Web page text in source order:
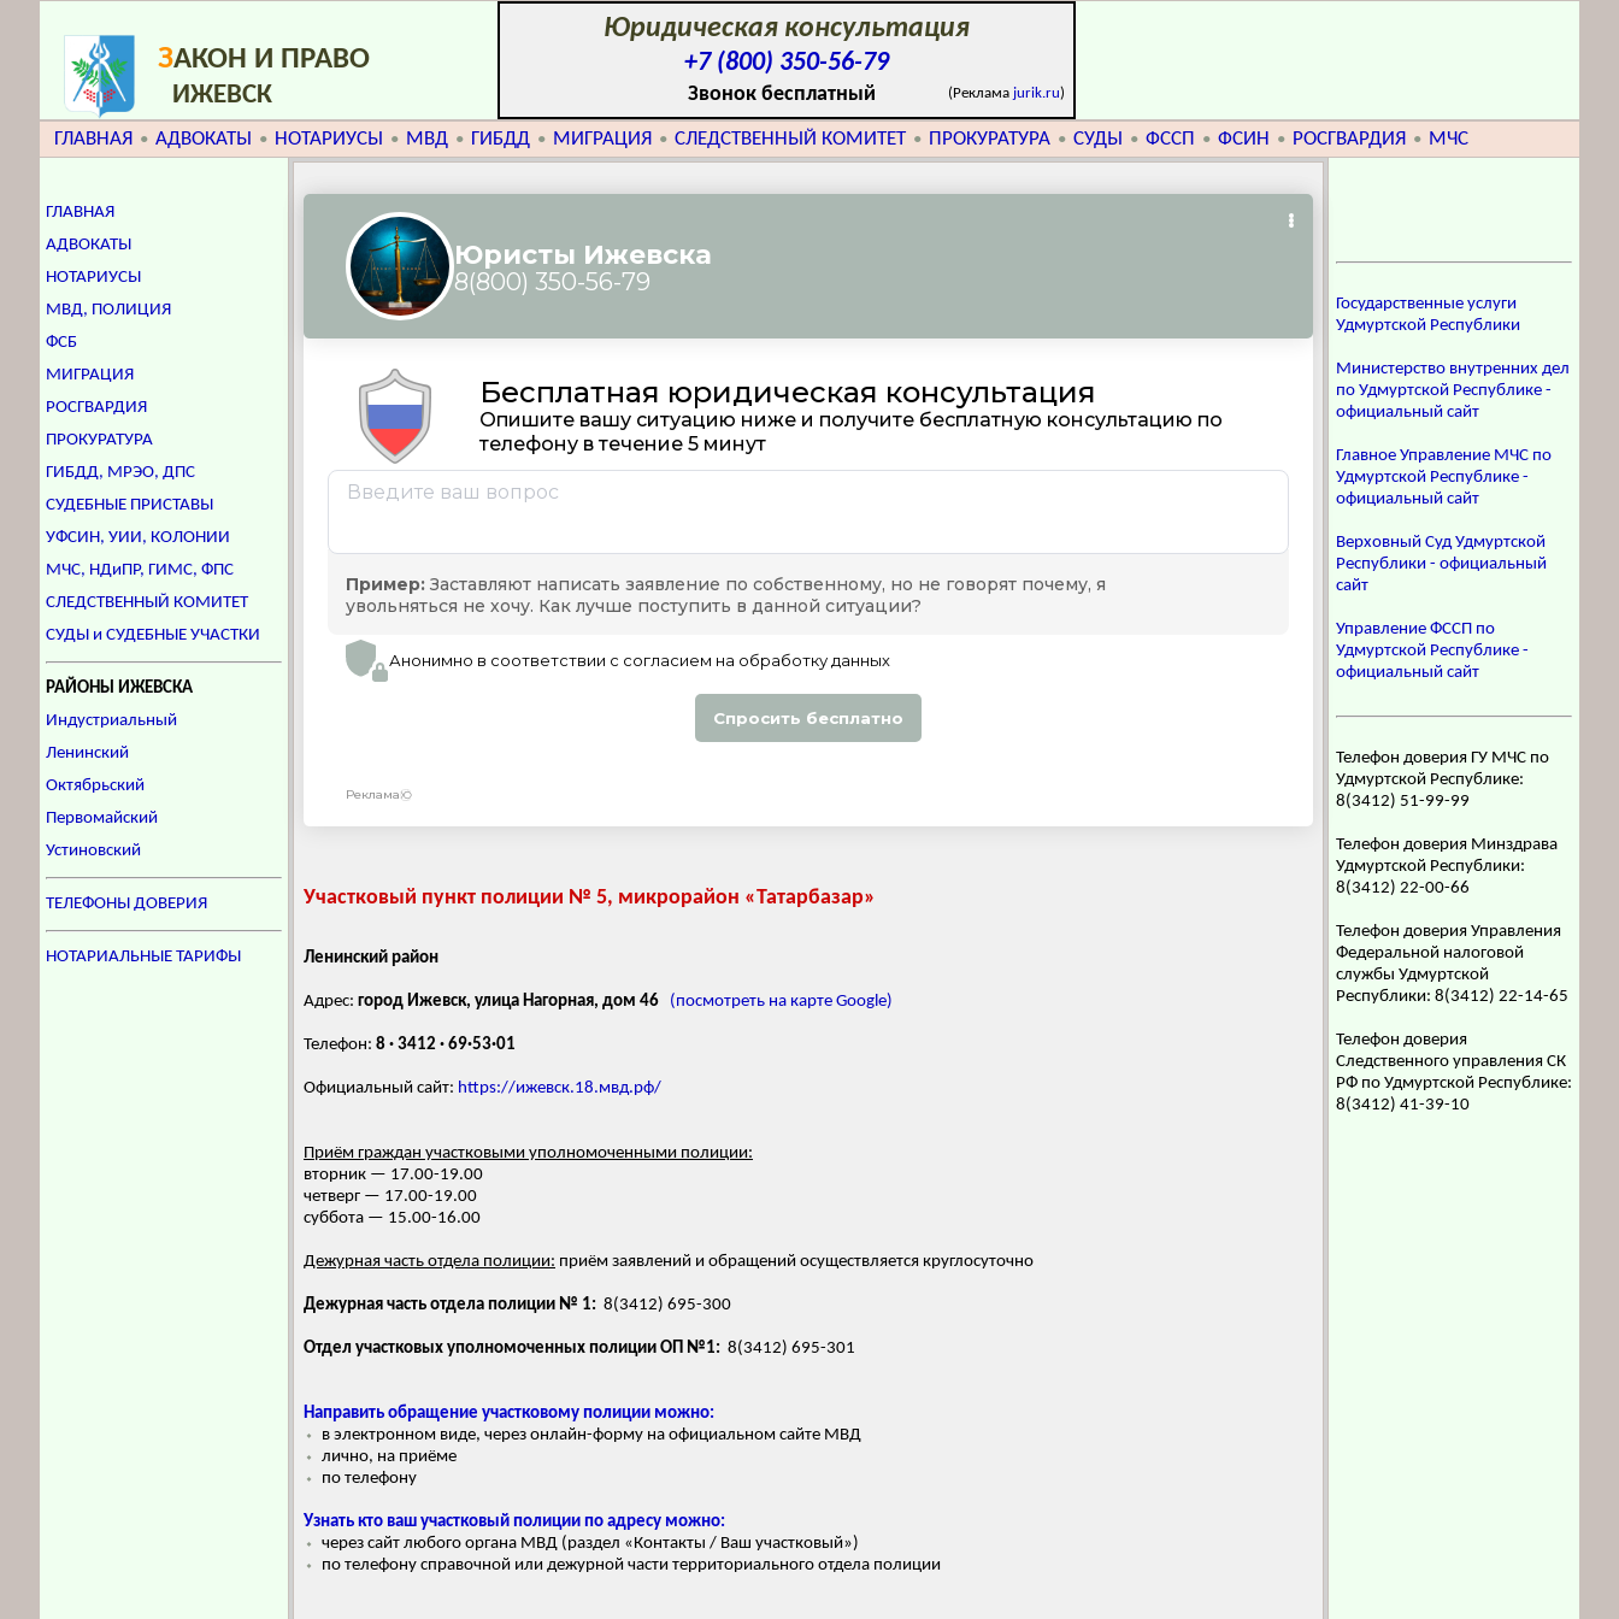
ЗАКОН И ПРАВО
ИЖЕВСК
Юридическая консультация
+7 (800) 350-56-79
Звонок бесплатный (Реклама jurik.ru)
ГЛАВНАЯ • АДВОКАТЫ • НОТАРИУСЫ • МВД • ГИБДД • МИГРАЦИЯ • СЛЕДСТВЕННЫЙ КОМИТЕТ • ПРОКУРАТУРА • СУДЫ • ФССП • ФСИН • РОСГВАРДИЯ • МЧС
ГЛАВНАЯ
АДВОКАТЫ
НОТАРИУСЫ
МВД, ПОЛИЦИЯ
ФСБ
МИГРАЦИЯ
РОСГВАРДИЯ
ПРОКУРАТУРА
ГИБДД, МРЭО, ДПС
СУДЕБНЫЕ ПРИСТАВЫ
УФСИН, УИИ, КОЛОНИИ
МЧС, НДиПР, ГИМС, ФПС
СЛЕДСТВЕННЫЙ КОМИТЕТ
СУДЫ и СУДЕБНЫЕ УЧАСТКИ
РАЙОНЫ ИЖЕВСКА
Индустриальный
Ленинский
Октябрьский
Первомайский
Устиновский
ТЕЛЕФОНЫ ДОВЕРИЯ
НОТАРИАЛЬНЫЕ ТАРИФЫ
Участковый пункт полиции № 5, микрорайон «Татарбазар»
Ленинский район
Адрес: город Ижевск, улица Нагорная, дом 46 (посмотреть на карте Google)
Телефон: 8 · 3412 · 69·53·01
Официальный сайт: https://ижевск.18.мвд.рф/
Приём граждан участковыми уполномоченными полиции:
вторник — 17.00-19.00
четверг — 17.00-19.00
суббота — 15.00-16.00
Дежурная часть отдела полиции: приём заявлений и обращений осуществляется круглосуточно
Дежурная часть отдела полиции № 1: 8(3412) 695-300
Отдел участковых уполномоченных полиции ОП №1: 8(3412) 695-301
Направить обращение участковому полиции можно:
⬩
в электронном виде, через онлайн-форму на официальном сайте МВД
⬩ лично, на приёме
⬩
по телефону
Узнать кто ваш участковый полиции по адресу можно:
⬩ через сайт любого органа МВД (раздел «Контакты / Ваш участковый»)
⬩
по телефону справочной или дежурной части территориального отдела полиции
Государственные услуги
Удмуртской Республики
Министерство внутренних дел
по Удмуртской Республике -
официальный сайт
Главное Управление МЧС по
Удмуртской Республике -
официальный сайт
Верховный Суд Удмуртской
Республики - официальный
сайт
Управление ФССП по
Удмуртской Республике -
официальный сайт
Телефон доверия ГУ МЧС по
Удмуртской Республике:
8(3412) 51-99-99
Телефон доверия Минздрава
Удмуртской Республики:
8(3412) 22-00-66
Телефон доверия Управления
Федеральной налоговой
службы Удмуртской
Республики: 8(3412) 22-14-65
Телефон доверия
Следственного управления СК
РФ по Удмуртской Республике:
8(3412) 41-39-10